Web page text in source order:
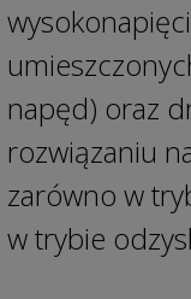
napęd) oraz
rozwiązaniu
zarówno w
w trybie